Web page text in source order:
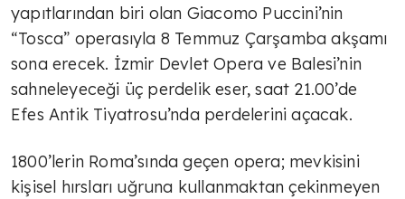
yapıtlarından biri olan Giacomo Puccini’nin
“Tosca” operasıyla 8 Temmuz Çarşamba akşamı
sona erecek. İzmir Devlet Opera ve Balesi’nin
sahneleyeceği üç perdelik eser, saat 21.00’de
Efes Antik Tiyatrosu’nda perdelerini açacak.
1800’lerin Roma’sında geçen opera; mevkisini
kişisel hırsları uğruna kullanmaktan çekinmeyen